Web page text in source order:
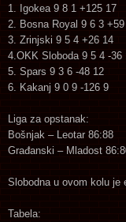
1. Igokea 9 8 1 +125 17
2. Bosna Royal 9 6 3
3. Zrinjski 9 5 4 +26 14
4.OKK Sloboda 9 5 4 -36
5. Spars 9 3 6 -48 12
6. Kakanj 9 0 9 -126 9
Liga za opstanak:
Bošnjak – Leotar 86:88
Građanski – Mladost
Slobodna u ovom kolu je
Tabela: